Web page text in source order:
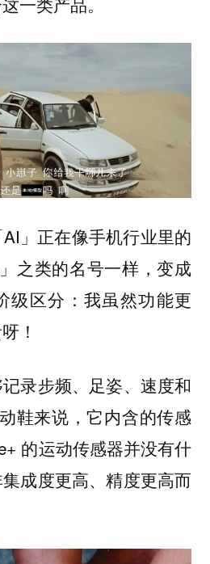
」正在像手机行业里的
之类的名号一样，变成
级区分： 我虽然功能更
！
录步频、足姿、速度和
鞋来说，它内含的传感
的运动传感器并没有什
成度更高、精度更高而